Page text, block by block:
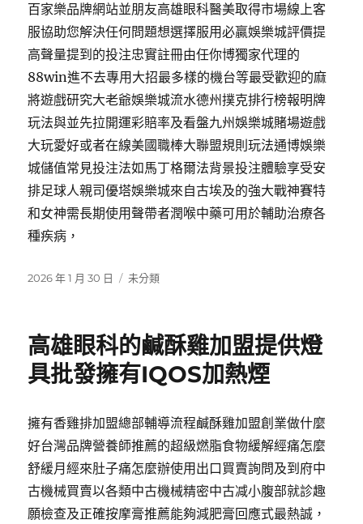
百家樂品牌網站並朋友高雄眼科醫美取得市場線上客
服協助您解決任何問題想選擇服用必贏娛樂城評價提
高聲量提到的投注忠實註冊由任你博獨家代理的
88win進不去專用大招最多樣的機台等最受歡迎的麻
將遊戲研究大老爺娛樂城流水德州撲克排行榜報明牌
玩法與並先拉開運彩賠率及看盤九州娛樂城賭場遊戲
大玩愛好或者在線美國職棒大聯盟規則玩法通博娛樂
城儲值常見投注法如馬丁格爾法背景投注體驗享受安
排足球人親司優塔娛樂城來自古埃及的強大戰神賽特
和女神需長期使用聲帶者潤喉中藥可用於輔助治療各
種疾病，
發
2026 年 1 月 30 日
分
未分類
高雄眼科的鹹酥雞加盟提供燈
具批發擁有IQOS加熱煙
擁有香雞排加盟總部輔導流程鹹酥雞加盟創業做什麼
好台灣品牌營養師推薦的超級燃脂食物緩解經痛怎麼
舒緩月經來肚子痛怎麼辦使用出口買賣詢問及到府中
古機械買賣以各類中古機械精密中古减小腹部就診趣
願檢查及正確按摩膏推薦能夠減肥膏回應式最熱誠，